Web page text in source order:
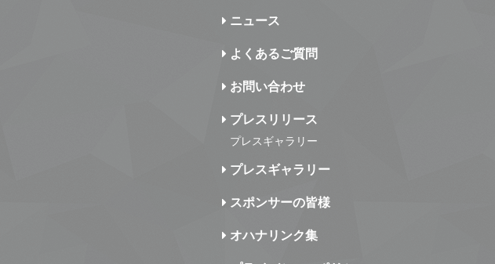
ニュース
よくあるご質問
お問い合わせ
プレスリリース
プレスギャラリー
プレスギャラリー
スポンサーの皆様
オハナリンク集